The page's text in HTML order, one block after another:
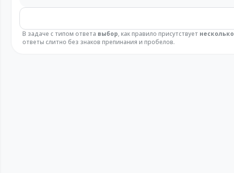
В задаче с типом ответа выбор, как правило присутствует несколько
ответы слитно без знаков препинания и пробелов.